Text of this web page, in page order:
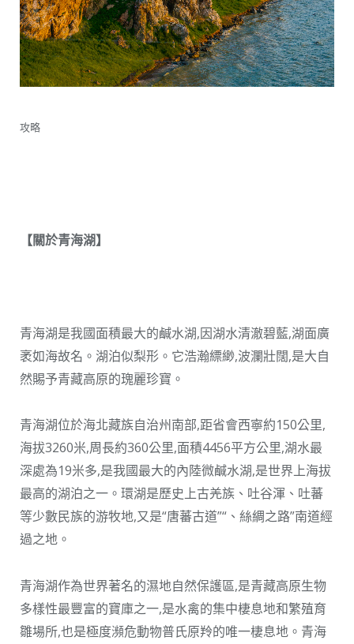
攻略
【關於青海湖】
青海湖是我國面積最大的鹹水湖,因湖水清澈碧藍,湖面廣
袤如海故名。湖泊似梨形。它浩瀚縹緲,波瀾壯闊,是大自
然賜予青藏高原的瑰麗珍寶。
青海湖位於海北藏族自治州南部,距省會西寧約150公里,
海拔3260米,周長約360公里,面積4456平方公里,湖水最
深處為19米多,是我國最大的內陸微鹹水湖,是世界上海拔
最高的湖泊之一。環湖是歷史上古羌族、吐谷渾、吐蕃
等少數民族的游牧地,又是“唐蕃古道”“、絲綢之路”南道經
過之地。
青海湖作為世界著名的濕地自然保護區,是青藏高原生物
多樣性最豐富的寶庫之一,是水禽的集中棲息地和繁殖育
雛場所,也是極度瀕危動物普氏原羚的唯一棲息地。青海